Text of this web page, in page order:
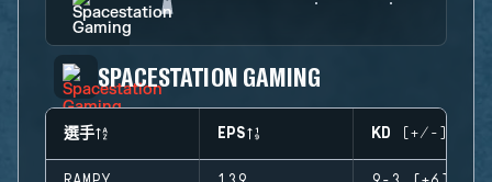
SPACESTATION GAMING
選手 EPS KD (+/-)